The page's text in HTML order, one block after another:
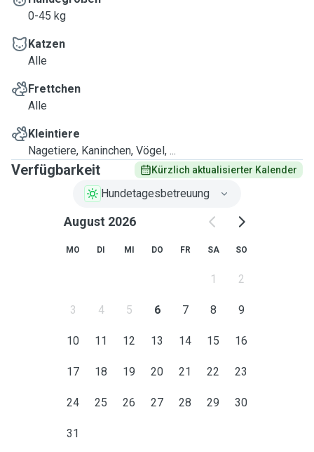
0-45 kg
Katzen
Alle
Frettchen
Alle
Kleintiere
Nagetiere, Kaninchen, Vögel, ...
Verfügbarkeit Kürzlich aktualisierter Kalender
Hundetagesbetreuung
August 2026
MO DI MI DO FR SA SO
1 2
3 4 5 6 7 8 9
10 11 12 13 14 15 16
17 18 19 20 21 22 23
24 25 26 27 28 29 30
31